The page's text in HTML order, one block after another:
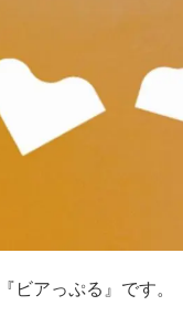
ビアっぷる』です。